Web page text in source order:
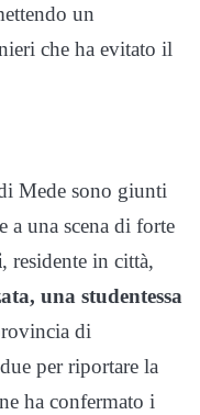
un
che ha evitato il
Mede sono giunti
a una scena di forte
, residente in città,
una studentessa
di
per riportare la
ha confermato i